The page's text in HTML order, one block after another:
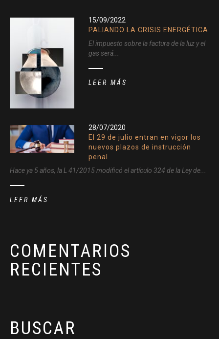
15/09/2022
PALIANDO LA CRISIS ENERGÉTICA
El impuesto sobre la factura de la luz y el
gas será...
LEER MÁS
28/07/2020
El 29 de julio entran en vigor los
nuevos plazos de instrucción
penal
Hace ya 5 años, la L 41/2015 modificó el artículo 324 de la Ley de...
LEER MÁS
COMENTARIOS
RECIENTES
BUSCAR